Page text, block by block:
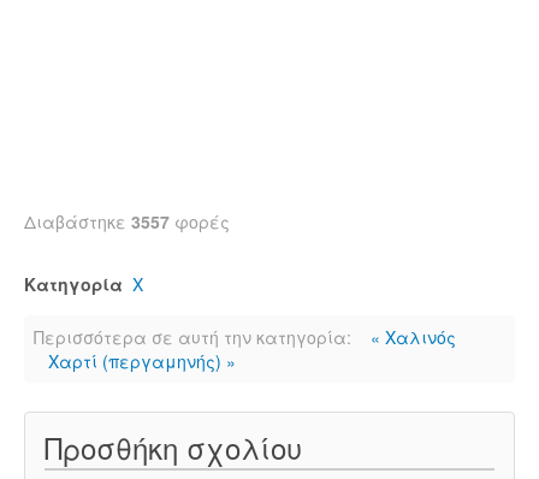
Διαβάστηκε 3557 φορές
Κατηγορία Χ
Περισσότερα σε αυτή την κατηγορία:
« Χαλινός
Χαρτί (περγαμηνής) »
Προσθήκη σχολίου